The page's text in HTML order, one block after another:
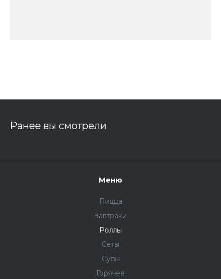
Ранее вы смотрели
Меню
Пицца
Завтраки
Роллы
Сеты
Супы
Горячее